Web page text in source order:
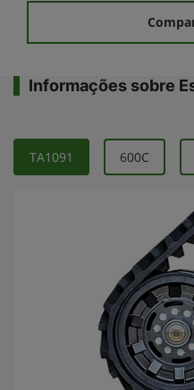
Informações sobre
TA1091 600C